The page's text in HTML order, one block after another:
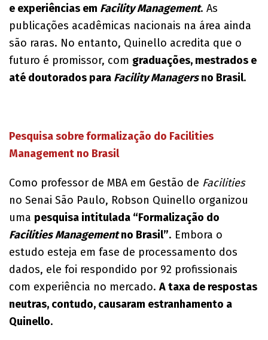
e experiências em Facility Management. As
publicações acadêmicas nacionais na área ainda
são raras. No entanto, Quinello acredita que o
futuro é promissor, com graduações, mestrados e
até doutorados para Facility Managersno Brasil.
Pesquisa sobre formalização do Facilities
Management no Brasil
Como professor de MBA em Gestão de Facilities
no Senai São Paulo, Robson Quinello organizou
uma pesquisa intitulada “Formalização do
Facilities Managementno Brasil”. Embora o
estudo esteja em fase de processamento dos
dados, ele foi respondido por 92 profissionais
com experiência no mercado.A taxa de respostas
neutras, contudo, causaram estranhamento a
Quinello.